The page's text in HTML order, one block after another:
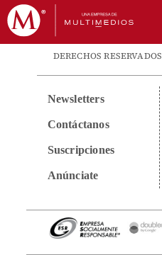
DERECHOS
Newsletters
Contáctanos
Suscripciones
Anúnciate